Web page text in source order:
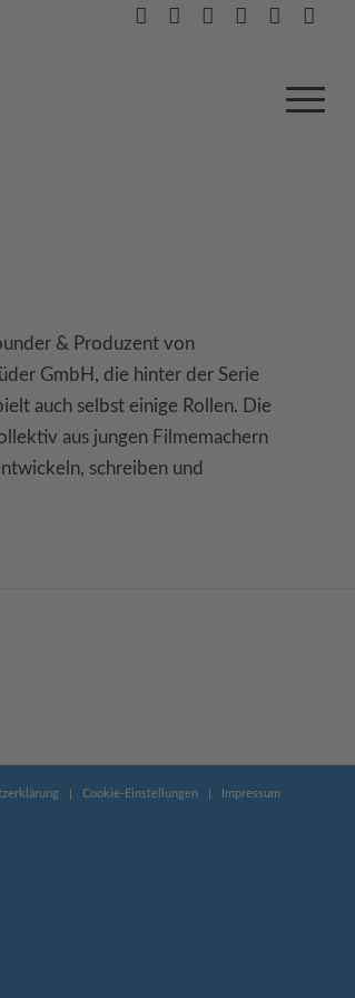
& Produzent von
GmbH, die hinter der Serie
auch selbst einige Rollen. Die
aus jungen Filmemachern
schreiben und
Cookie-Einstellungen Impressum